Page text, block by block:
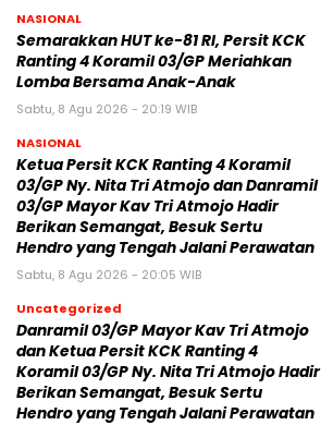
NASIONAL
Semarakkan HUT ke-81 RI, Persit KCK
Ranting 4 Koramil 03/GP Meriahkan
Lomba Bersama Anak-Anak
Sabtu, 8 Agu 2026 - 20:19 WIB
NASIONAL
Ketua Persit KCK Ranting 4 Koramil
03/GP Ny. Nita Tri Atmojo dan Danramil
03/GP Mayor Kav Tri Atmojo Hadir
Berikan Semangat, Besuk Sertu
Hendro yang Tengah Jalani Perawatan
Sabtu, 8 Agu 2026 - 20:05 WIB
Uncategorized
Danramil 03/GP Mayor Kav Tri Atmojo
dan Ketua Persit KCK Ranting 4
Koramil 03/GP Ny. Nita Tri Atmojo Hadir
Berikan Semangat, Besuk Sertu
Hendro yang Tengah Jalani Perawatan